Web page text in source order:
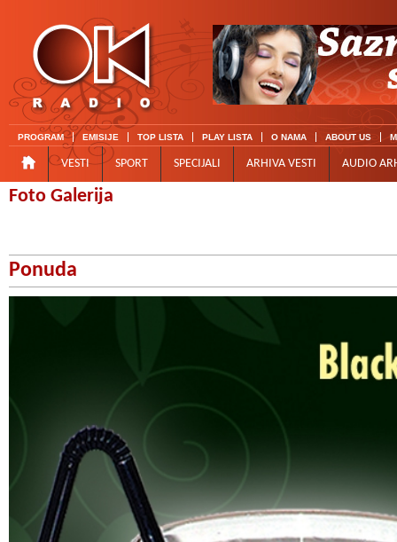
PROGRAM EMISIJE TOP LISTA PLAY LISTA O NAMA ABOUT US
VESTI SPORT SPECIJALI ARHIVA VESTI AUDIO
Foto Galerija
Ponuda